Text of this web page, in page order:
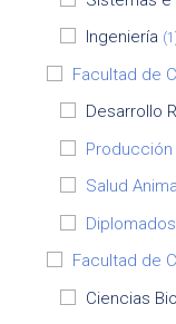
Ingeniería
Facultad de
Desarrollo
Salud
Diplomados
Facultad de
Ciencias